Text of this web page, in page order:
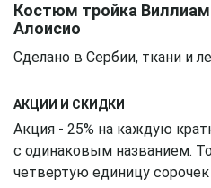
Костюм тройка Виллиам
Алоисио
Сделано в Сербии, ткани и
АКЦИИ И СКИДКИ
Акция - 25% на каждую
с одинаковым названием.
четвертую единицу